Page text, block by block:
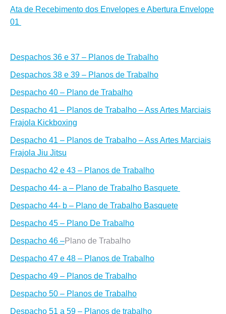
Ata de Recebimento dos Envelopes e Abertura Envelope
01
Despachos 36 e 37 – Planos de Trabalho
Despachos 38 e 39 – Planos de Trabalho
Despacho 40 – Plano de Trabalho
Despacho 41 – Planos de Trabalho – Ass Artes Marciais
Frajola Kickboxing
Despacho 41 – Planos de Trabalho – Ass Artes Marciais
Frajola Jiu Jitsu
Despacho 42 e 43 – Planos de Trabalho
Despacho 44- a – Plano de Trabalho Basquete
Despacho 44- b – Plano de Trabalho Basquete
Despacho 45 – Plano De Trabalho
Despacho 46 –Plano de Trabalho
Despacho 47 e 48 – Planos de Trabalho
Despacho 49 – Planos de Trabalho
Despacho 50 – Planos de Trabalho
Despacho 51 a 59 – Planos de trabalho